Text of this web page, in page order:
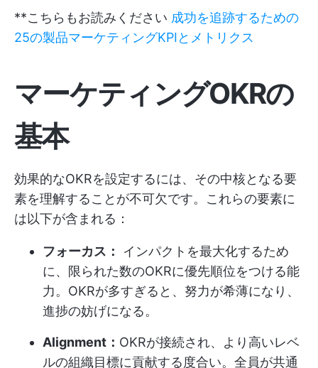
**こちらもお読みください 成功を追跡するための
25の製品マーケティングKPIとメトリクス
マーケティングOKRの
基本
効果的なOKRを設定するには、その中核となる要
素を理解することが不可欠です。これらの要素に
は以下が含まれる：
フォーカス：
インパクトを最大化するため
に、限られた数のOKRに優先順位をつける能
力。OKRが多すぎると、努力が希薄になり、
進捗の妨げになる。
Alignment： OKRが接続され、より高いレベ
ルの組織目標に貢献する度合い。全員が共通